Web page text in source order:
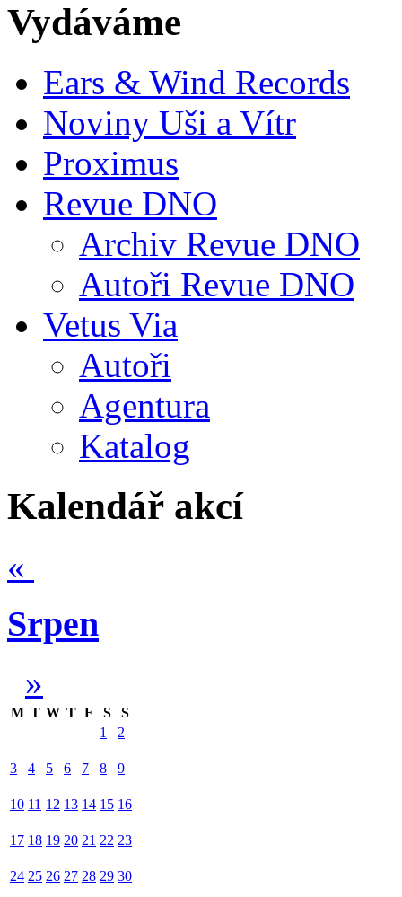
Vydáváme
Ears & Wind Records
Noviny Uši a Vítr
Proximus
Revue DNO
Archiv Revue DNO
Autoři Revue DNO
Vetus Via
Autoři
Agentura
Katalog
Kalendář akcí
«
Srpen
»
M T W T F S
S
1
2
3 4 5 6 7 8 9
10 11 12 13 14 15 16
17 18 19 20 21 22 23
24 25 26 27 28 29 30